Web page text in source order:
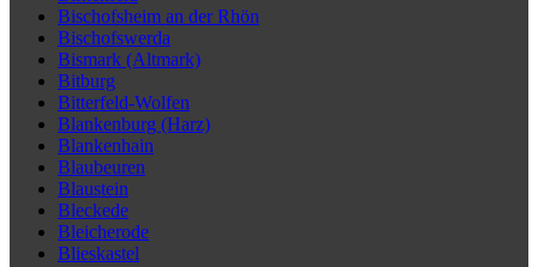
Bischofsheim an der Rhön
Bischofswerda
Bismark (Altmark)
Bitburg
Bitterfeld-Wolfen
Blankenburg (Harz)
Blankenhain
Blaubeuren
Blaustein
Bleckede
Bleicherode
Blieskastel